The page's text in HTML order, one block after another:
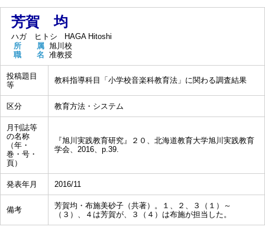
芳賀 均
ハガ ヒトシ
HAGA Hitoshi
所 属 旭川校
職 名 准教授
投稿題目
等
教科指導科目「小学校音楽科教育法」に関わる調査結果
区分 教育方法・システム
月刊誌等
の名称
（年・
巻・号・
頁）
『旭川実践教育研究』２０、北海道教育大学旭川実践教育
学会、2016、p.39.
発表年月 2016/11
備考
芳賀均・布施美砂子（共著）。１、２、３（１）～
（３）、４は芳賀が、３（４）は布施が担当した。